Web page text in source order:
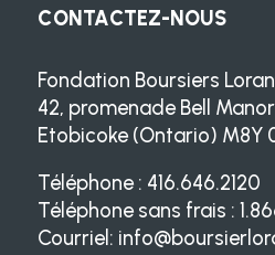
CONTACTEZ-NOUS
Fondation Boursiers Loran
42, promenade Bell Manor
Etobicoke (Ontario) M8Y
Téléphone : 416.646.2120
Téléphone sans frais :
Courriel: